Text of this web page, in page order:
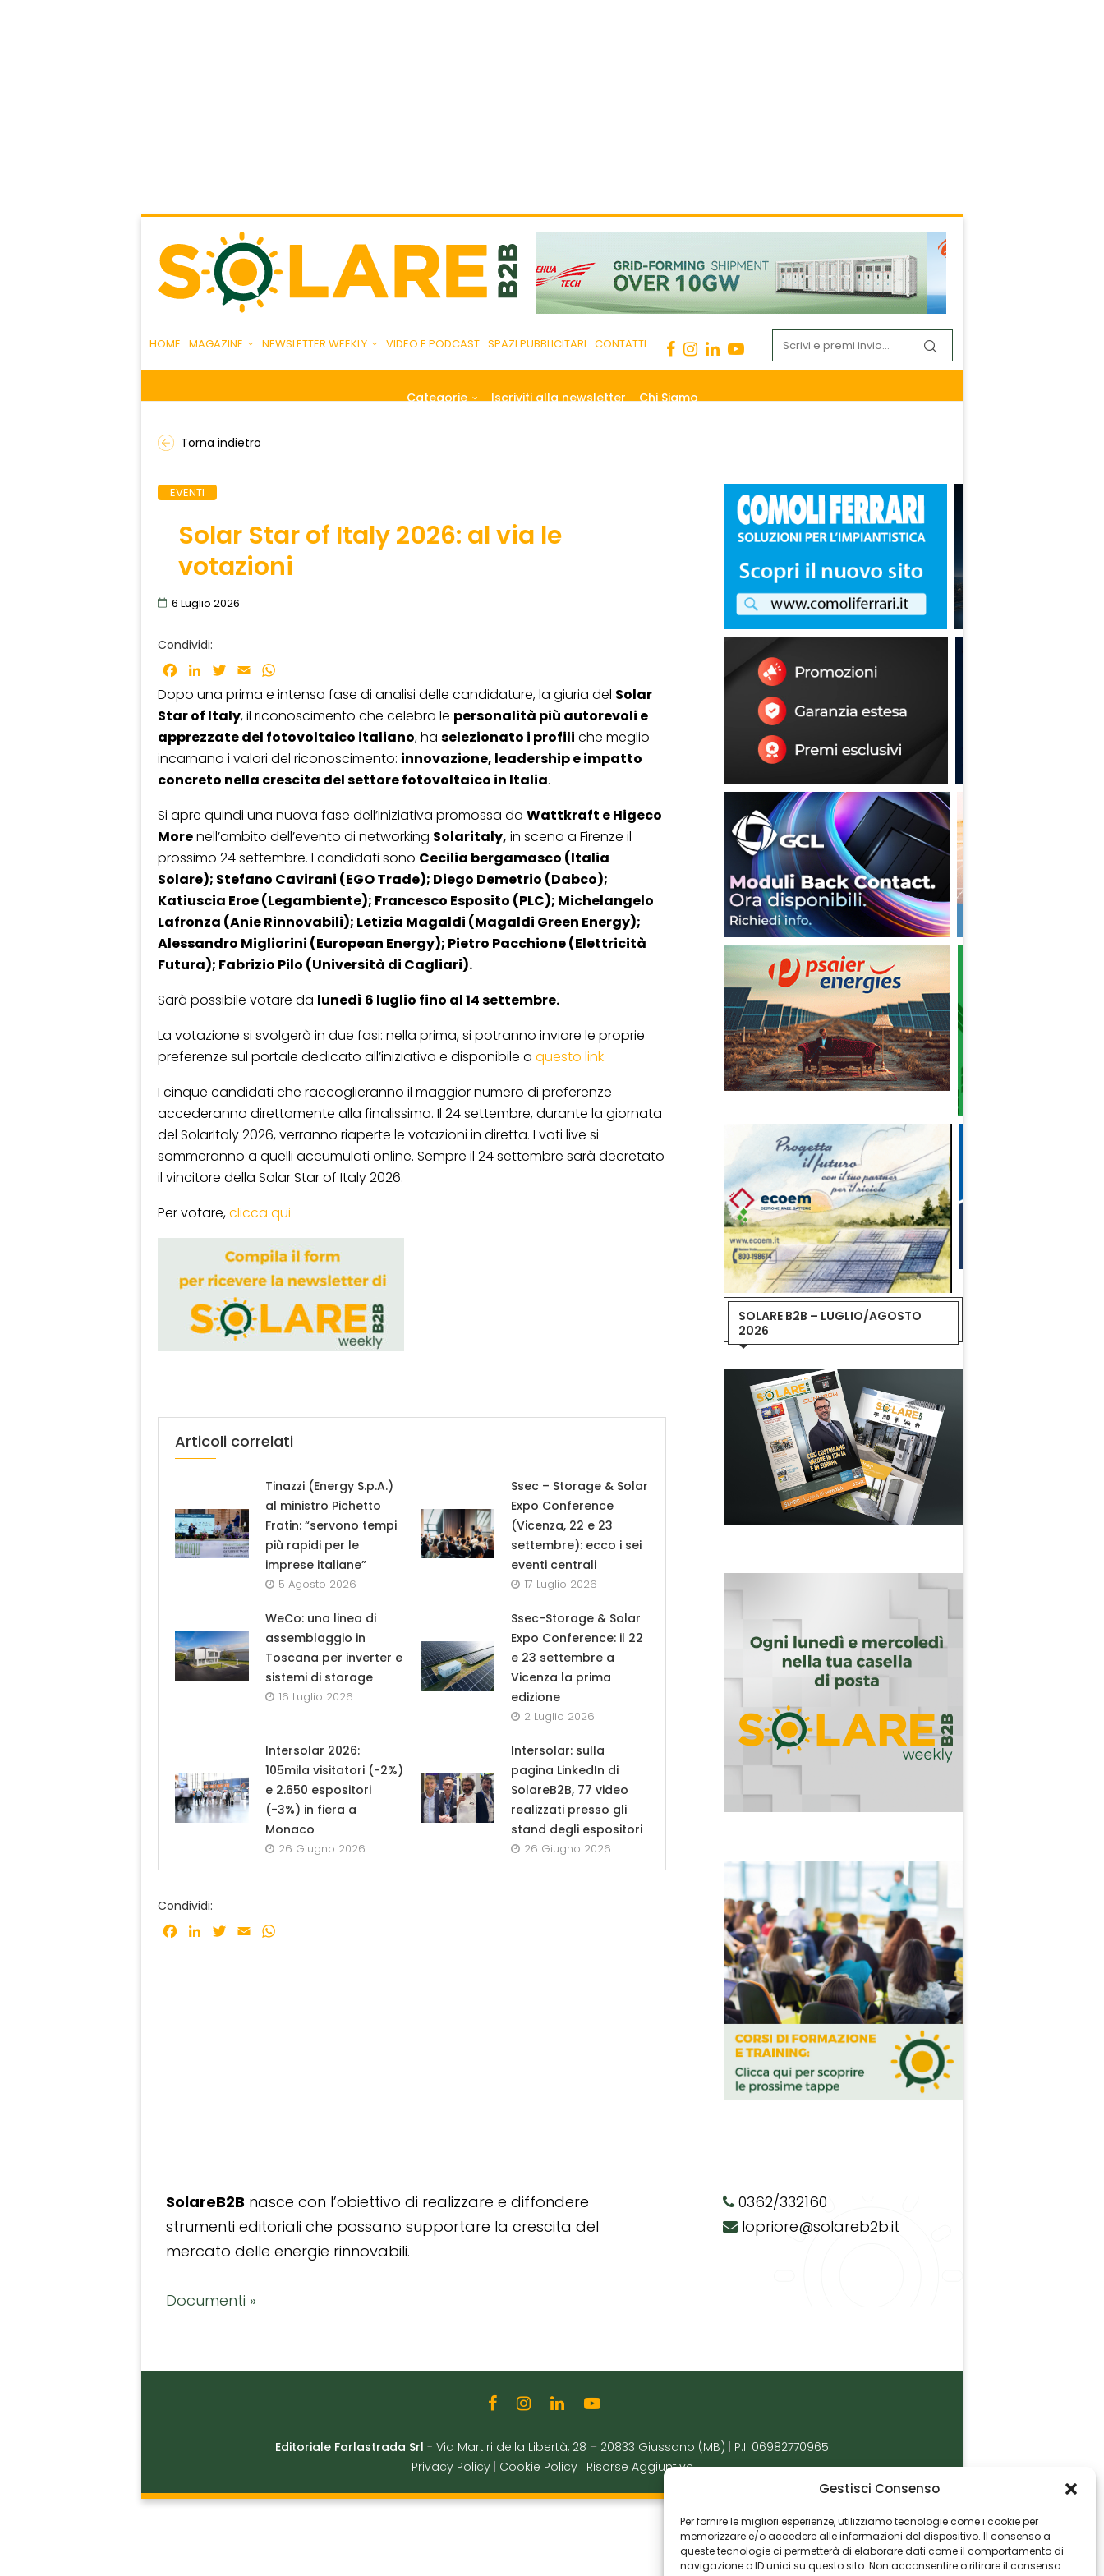
Gestisci Consenso
Per fornire le migliori esperienze, utilizziamo tecnologie come i cookie per
memorizzare e/o accedere alle informazioni del dispositivo. Il consenso a
queste tecnologie ci permetterà di elaborare dati come il comportamento di
navigazione o ID unici su questo sito. Non acconsentire o ritirare il consenso
HOME MAGAZINE NEWSLETTER WEEKLY VIDEO E PODCAST SPAZI PUBBLICITARI CONTATTI
Categorie Iscriviti alla newsletter Chi Siamo
Torna indietro
EVENTI
Solar Star of Italy 2026: al via le
votazioni
6 Luglio 2026
Condividi:
Facebook
LinkedInTwitter
Email
Dopo una prima e intensa fase di analisi delle candidature, la giuria del Solar
Star of Italy, il riconoscimento che celebra le personalità più autorevoli e
apprezzate del fotovoltaico italiano, ha selezionato i profili che meglio
incarnano i valori del riconoscimento: innovazione, leadership e impatto
concreto nella crescita del settore fotovoltaico in Italia.
Si apre quindi una nuova fase dell’iniziativa promossa da Wattkraft e Higeco
Morenell’ambito dell’evento di networking Solaritaly, in scena a Firenze il
prossimo 24 settembre. I candidati sono Cecilia bergamasco (Italia
Solare); Stefano Cavirani (EGO Trade); Diego Demetrio (Dabco);
Katiuscia Eroe (Legambiente); Francesco Esposito (PLC); Michelangelo
Lafronza (Anie Rinnovabili); Letizia Magaldi (Magaldi Green Energy);
Alessandro Migliorini (European Energy); Pietro Pacchione (Elettricità
Futura); Fabrizio Pilo (Università di Cagliari).
Sarà possibile votare da lunedì 6 luglio fino al 14 settembre.
La votazione si svolgerà in due fasi: nella prima, si potranno inviare le proprie
preferenze sul portale dedicato all’iniziativa e disponibile a questo link.
I cinque candidati che raccoglieranno il maggior numero di preferenze
accederanno direttamente alla finalissima. Il 24 settembre, durante la giornata
del SolarItaly 2026, verranno riaperte le votazioni in diretta. I voti live si
sommeranno a quelli accumulati online. Sempre il 24 settembre sarà decretato
il vincitore della Solar Star of Italy 2026.
Per votare,clicca qui
Articoli correlati
Tinazzi (Energy S.p.A.)
al ministro Pichetto
Fratin: “servono tempi
più rapidi per le
imprese italiane”
5 Agosto 2026
Ssec – Storage & Solar
Expo Conference
(Vicenza, 22 e 23
settembre): ecco i sei
eventi centrali
17 Luglio 2026
WeCo: una linea di
assemblaggio in
Toscana per inverter e
sistemi di storage
16 Luglio 2026
Ssec-Storage & Solar
Expo Conference: il 22
e 23 settembre a
Vicenza la prima
edizione
2 Luglio 2026
Intersolar 2026:
105mila visitatori (-2%)
e 2.650 espositori
(-3%) in fiera a
Monaco
26 Giugno 2026
Intersolar: sulla
pagina LinkedIn di
SolareB2B, 77 video
realizzati presso gli
stand degli espositori
26 Giugno 2026
Condividi:
Facebook
LinkedInTwitter
Email
SOLARE B2B – LUGLIO/AGOSTO
2026
SolareB2B nasce con l’obiettivo di realizzare e diffondere
strumenti editoriali che possano supportare la crescita del
mercato delle energie rinnovabili.
Documenti »
0362/332160
lopriore@solareb2b.it
Editoriale Farlastrada Srl - Via Martiri della Libertà, 28 – 20833 Giussano (MB)
P.I. 06982770965
Privacy Policy
Cookie Policy Risorse Aggiuntive